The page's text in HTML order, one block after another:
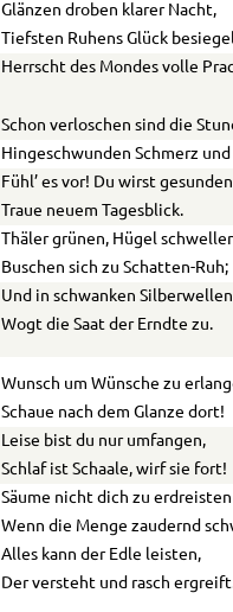
Glänzen droben klarer Nacht,
Tiefsten Ruhens Glück
Herrscht des Mondes volle
Schon verloschen sind die
Hingeschwunden Schmerz und
Fühl’ es vor! Du wirst
Traue neuem Tagesblick.
Thäler grünen, Hügel
Buschen sich zu Schatten-Ruh;
Und in schwanken Silberwellen
Wogt die Saat der Erndte zu.
Wunsch um Wünsche zu
Schaue nach dem Glanze dort!
Leise bist du nur umfangen,
Schlaf ist Schaale, wirf sie fort!
Säume nicht dich zu erdreisten
Wenn die Menge zaudernd
Alles kann der Edle leisten,
Der versteht und rasch